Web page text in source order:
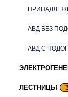
АВД БЕЗ
АВД С
ЛЕСТНИЦЫ